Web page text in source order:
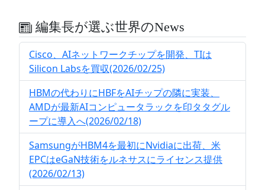
編集長が選ぶ世界のNews
Cisco、AIネットワークチップを開発、TIは
Silicon Labsを買収(2026/02/25)
HBMの代わりにHBFをAIチップの隣に実装、
AMDが最新AIコンピュータラックを印タタグル
ープに導入へ(2026/02/18)
SamsungがHBM4を最初にNvidiaに出荷、米
EPCはeGaN技術をルネサスにライセンス提供
(2026/02/13)